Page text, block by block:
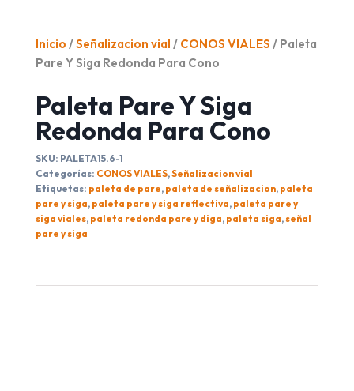
Inicio /Señalizacion vial / CONOS VIALES / Paleta
Pare Y Siga Redonda Para Cono
Paleta Pare Y Siga
Redonda Para Cono
SKU: PALETA15.6-1
Categorías: CONOS VIALES,Señalizacion vial
Etiquetas: paleta de pare, paleta de señalizacion, paleta
pare y siga, paleta pare y siga reflectiva, paleta pare y
siga viales, paleta redonda pare y diga, paleta siga,señal
pare y siga